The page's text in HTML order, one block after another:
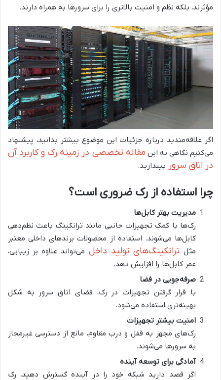
مؤثرند، بلکه نظم و امنیت بالاتری را برای سرورها به همراه دارند.
اگر علاقه‌مندید درباره جزئیات این موضوع بیشتر بدانید، پیشنهاد
می‌کنیم نگاهی به این مقاله تخصصی در زمینه رک و کاربرد آن
در اتاق سرور بیندازید.
چرا استفاده از رک ضروری است؟
مدیریت بهتر کابل‌ها
رک‌ها با کمک تجهیزات جانبی مانند ترانکینگ باعث نظم‌دهی
کابل‌ها می‌شوند. استفاده از محصولات برندهای داخلی معتبر
مثل ترانکینگ‌های تولید داخل می‌تواند علاوه بر زیبایی،
عمر کابل‌ها را افزایش دهد.
صرفه‌جویی در فضا
با قرار گرفتن تجهیزات در رک، فضای اتاق سرور به شکل
بهینه‌تری استفاده می‌شود.
امنیت بیشتر تجهیزات
رک‌های مجهز به قفل و درب مقاوم، مانع از دسترسی غیرمجاز
به سرورها می‌شوند.
آمادگی برای توسعه آینده
اگر قصد دارید شبکه خود را در آینده گسترش دهید، رک